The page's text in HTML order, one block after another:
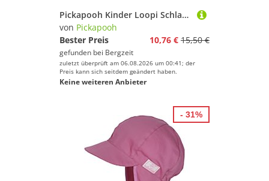
Pickapooh Kinder Loopi Schlauchtuch
von Pickapooh
Bester Preis
10,76 € 15,50 €
gefunden bei Bergzeit
zuletzt überprüft am 06.08.2026 um 00:41; der
Preis kann sich seitdem geändert haben.
Keine weiteren Anbieter
- 31%